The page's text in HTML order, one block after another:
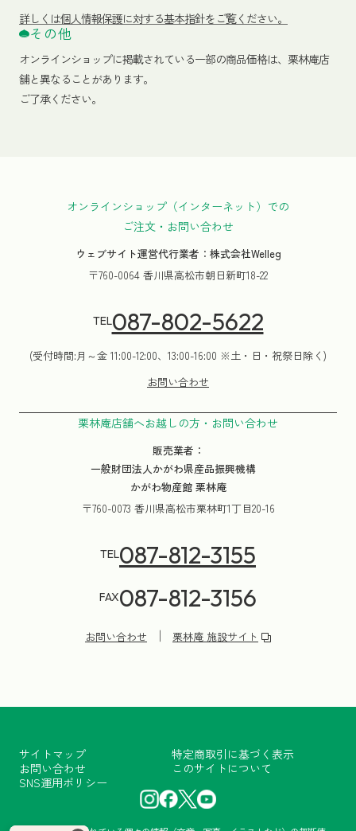
詳しくは個人情報保護に対する基本指針をご覧ください。
その他
オンラインショップに掲載されている一部の商品価格は、栗林庵店
舗と異なることがあります。
ご了承ください。
オンラインショップ（インターネット）での
ご注文・お問い合わせ
ウェブサイト運営代行業者：株式会社Welleg
〒760-0064 香川県高松市朝日新町18-22
TEL087-802-5622
(受付時間:月～金 11:00-12:00、13:00-16:00 ※土・日・祝祭日除く)
お問い合わせ
栗林庵店舗へお越しの方・お問い合わせ
販売業者：
一般財団法人かがわ県産品振興機構
かがわ物産館 栗林庵
〒760-0073 香川県高松市栗林町1丁目20-16
TEL087-812-3155
FAX087-812-3156
お問い合わせ 栗林庵 施設サイト
サイトマップ
特定商取引に基づく表示
お問い合わせ
このサイトについて
SNS運用ポリシー